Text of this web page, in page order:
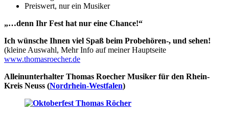
Preiswert, nur ein Musiker
„…denn Ihr Fest hat nur eine Chance!“
Ich wünsche Ihnen viel Spaß beim Probehören-, und sehen!
(kleine Auswahl, Mehr Info auf meiner Hauptseite
www.thomasroecher.de
Alleinunterhalter Thomas Roecher Musiker für den Rhein-
Kreis Neuss (Nordrhein-Westfalen)